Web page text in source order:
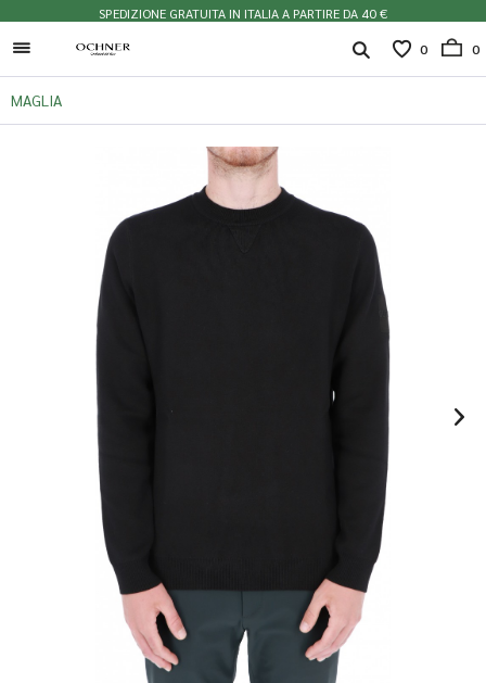
SPEDIZIONE GRATUITA IN ITALIA A PARTIRE DA 40 €
0 0
MAGLIA